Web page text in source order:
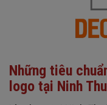
Những tiêu
logo tại Ninh